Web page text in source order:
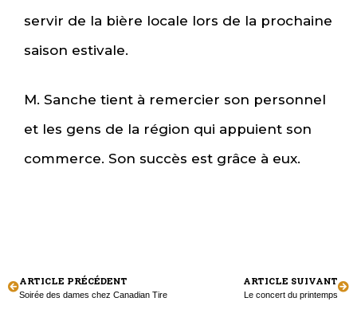
servir de la bière locale lors de la prochaine
saison estivale.
M. Sanche tient à remercier son personnel
et les gens de la région qui appuient son
commerce. Son succès est grâce à eux.
ARTICLE PRÉCÉDENT
Soirée des dames chez Canadian Tire
ARTICLE SUIVANT
Le concert du printemps